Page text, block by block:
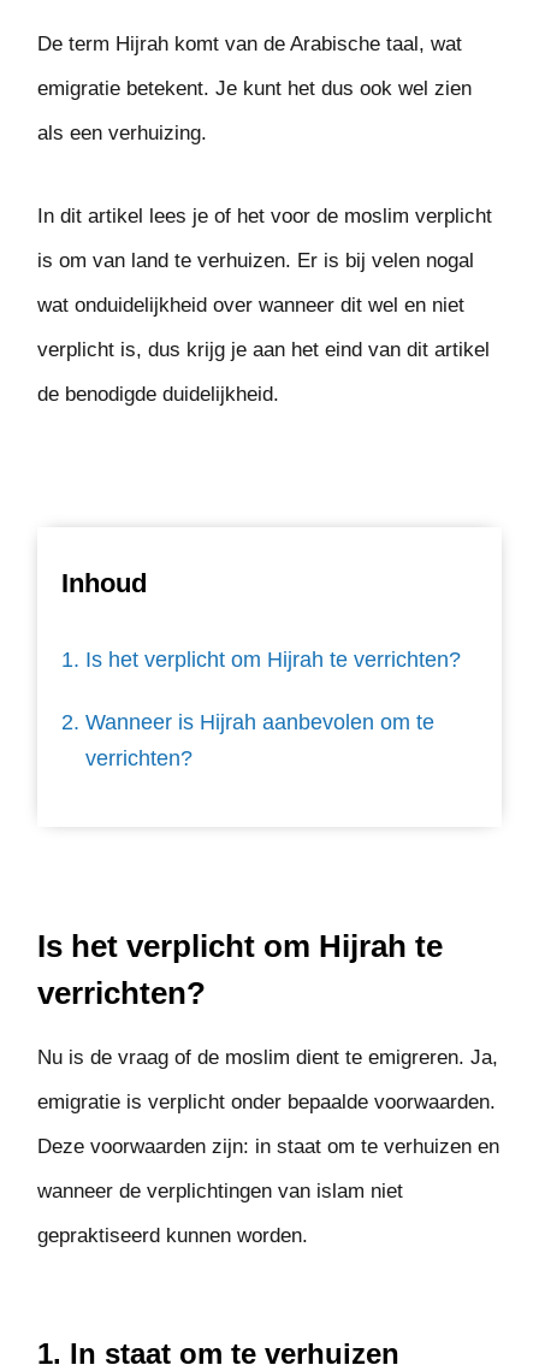
De term Hijrah komt van de Arabische taal, wat
emigratie betekent. Je kunt het dus ook wel zien
als een verhuizing.
In dit artikel lees je of het voor de moslim verplicht
is om van land te verhuizen. Er is bij velen nogal
wat onduidelijkheid over wanneer dit wel en niet
verplicht is, dus krijg je aan het eind van dit artikel
de benodigde duidelijkheid.
Inhoud
Is het verplicht om Hijrah te verrichten?
Wanneer is Hijrah aanbevolen om te
verrichten?
Is het verplicht om Hijrah te
verrichten?
Nu is de vraag of de moslim dient te emigreren. Ja,
emigratie is verplicht onder bepaalde voorwaarden.
Deze voorwaarden zijn: in staat om te verhuizen en
wanneer de verplichtingen van islam niet
gepraktiseerd kunnen worden.
1. In staat om te verhuizen